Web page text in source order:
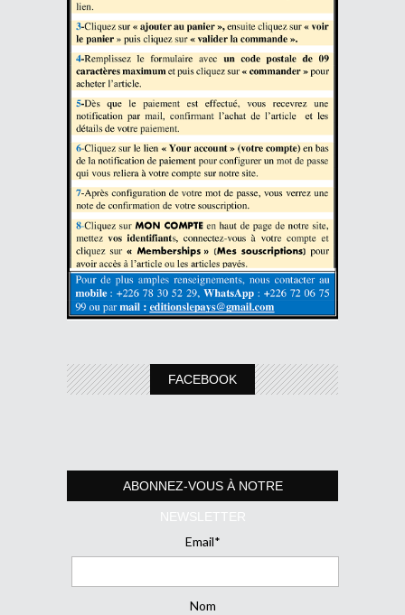
FACEBOOK
ABONNEZ-VOUS À NOTRE
NEWSLETTER
Email*
Nom